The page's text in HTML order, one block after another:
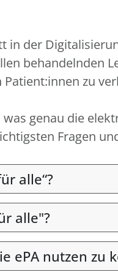
in der
behandelnden
zu
genau die
Fragen
alle“?
alle"?
ePA nutzen zu